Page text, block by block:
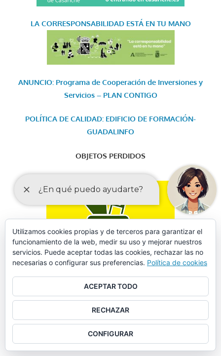
LA CORRESPONSABILIDAD ESTÁ EN TU MANO
ANUNCIO: Programa de Cooperación de Inversiones y
Servicios – PLAN CONTIGO
POLÍTICA DE CALIDAD: EDIFICIO DE FORMACIÓN-
GUADALINFO
OBJETOS PERDIDOS
FORMULARIO DE SOLICITUD DE DATOS EN SINIESTROS
Utilizamos cookies propias y de terceros para garantizar el
funcionamiento de la web, medir su uso y mejorar nuestros
servicios. Puede aceptar todas las cookies, rechazar las no
necesarias o configurar sus preferencias. Política de cookies
ACEPTAR TODO
RECHAZAR
CONFIGURAR